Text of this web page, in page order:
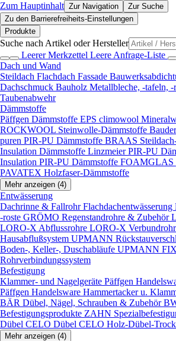
Zum Hauptinhalt Zur Navigation
Zur Suche
Zu den Barrierefreiheits-Einstellungen
Produkte
Suche nach Artikel oder Hersteller
Leerer Merkzettel Leere Anfrage-Liste
Dach und Wand
Steildach Flachdach Fassade
Dachschmuck Bauholz Metallbleche, -tafeln,
Taubenabwehr
Dämmstoffe
Päffgen Dämmstoffe EPS climowool
ROCKWOOL Steinwolle-Dämmstoffe
puren PIR-PU Dämmstoffe BRAAS
Insulation Dämmstoffe Linzmeier PIR-PU
Insulation PIR-PU Dämmstoffe FOAMGLAS
PAVATEX Holzfaser-Dämmstoffe
Mehr anzeigen (4)
Entwässerung
Dachrinne & FallrohrFlachdachentwässerung
-roste GRÖMO Regenstandrohre & Zubehör
LORO-X Abflussrohre LORO-X
Hausabflußsystem UPMANN
Boden-, Keller-, Duschabläufe UPMANN
Rohrverbindungssystem
Befestigung
Klammer- und Nagelgeräte Päffgen
Päffgen Handelsware Hammertacker u.
BÄR Dübel, Nägel, Schrauben & Zubehör
Befestigungsprodukte ZAHN
Dübel CELO Dübel CELO Holz-Dübel-
Mehr anzeigen (4)